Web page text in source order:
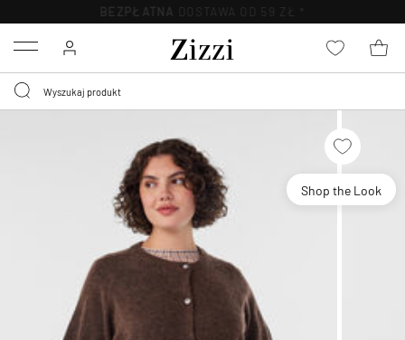
BEZPŁATNA DOSTAWA OD 59 ZŁ *
Menu
Shop the Look